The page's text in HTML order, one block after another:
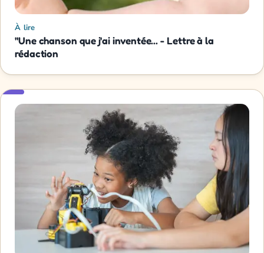
À lire
"Une chanson que j'ai inventée... - Lettre à la
rédaction